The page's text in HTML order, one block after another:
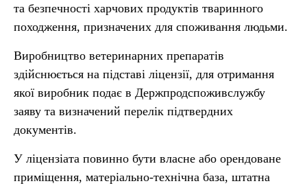
та безпечності харчових продуктів тваринного
походження, призначених для споживання людьми.
Виробництво ветеринарних препаратів
здійснюється на підставі ліцензії, для отримання
якої виробник подає в Держпродспоживслужбу
заяву та визначений перелік підтвердних
документів.
У ліцензіата повинно бути власне або орендоване
приміщення, матеріально-технічна база, штатна